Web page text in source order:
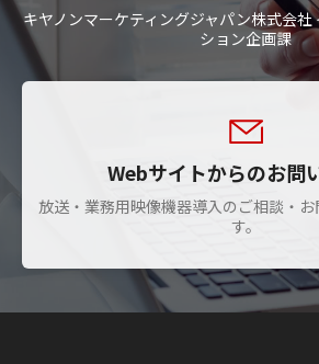
キヤノンマーケティングジャパン株式会社
ション企画課
Webサイトからのお問
放送・業務用映像機器導入のご相談・
す。